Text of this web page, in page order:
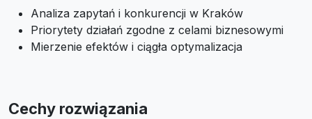
Analiza zapytań i konkurencji w Kraków
Priorytety działań zgodne z celami biznesowymi
Mierzenie efektów i ciągła optymalizacja
Cechy rozwiązania